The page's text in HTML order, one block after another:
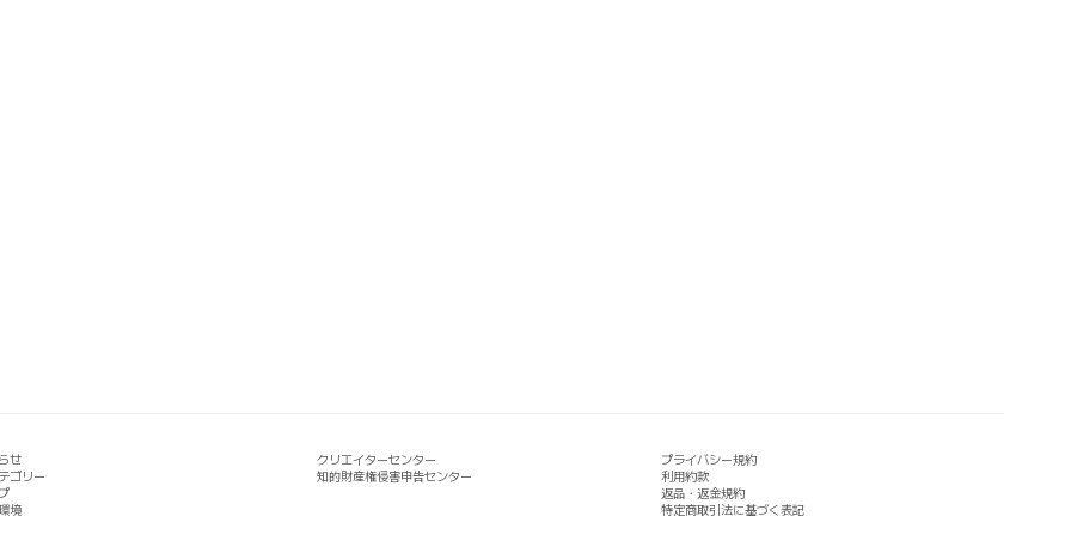
せ
ゴリー
境
クリエイターセンター
知的財産権侵害申告センター
プライバシー規約
利用約款
返品・返金規約
特定商取引法に基づく表記